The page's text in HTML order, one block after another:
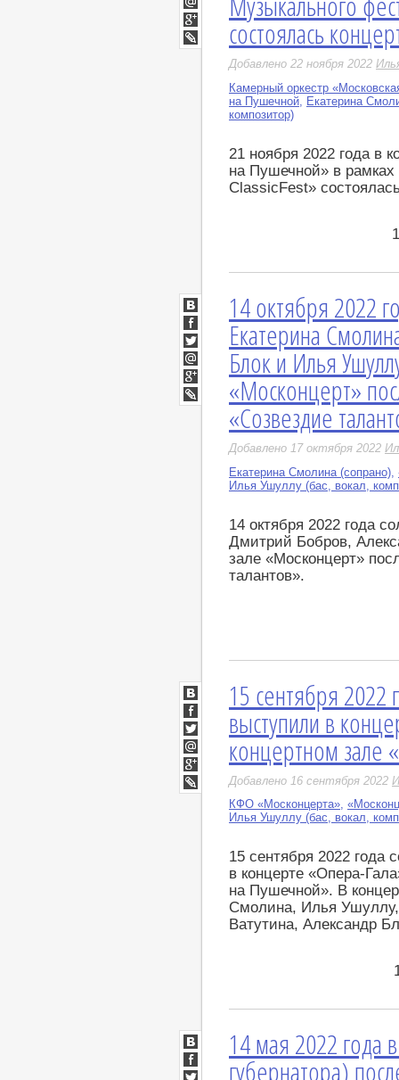
состоялась
Добавлено 22 ноября 2022
Камерный оркестр
на Пушечной
Екатерина
композитор)
21 ноября 2022 года в
на Пушечной» в
ClassicFest»
Мой
Мир
Google+
LiveJournal
14 октября 2022
Екатерина
Блок и Илья
«Москонцерт»
«Созвездие
Добавлено 17 октября 2022
Екатерина Смолина (сопрано)
Илья Ушуллу (бас, вокал,
14 октября 2022 года
Дмитрий Бобров,
зале «Москонцерт»
талантов».
ВКонтакте
Facebook
Twitter
Мой
Мир
Google+
LiveJournal
15 сентября 2022
выступили в
концертном зале
Добавлено 16 сентября 2022
КФО «Москонцерта»,
Илья Ушуллу (бас, вокал,
15 сентября 2022 года
в концерте «Опера-
на Пушечной». В
Смолина, Илья
Ватутина, Александр
ВКонтакте
Facebook
Twitter
Мой
Мир
Google+
LiveJournal
14 мая 2022
губернатора)
ВКонтакте
Facebook